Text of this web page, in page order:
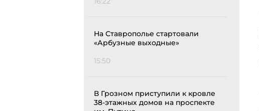
На Ставрополье стартовали
«Арбузные выходные»
15:50
В Грозном приступили к кровле
38-этажных домов на проспекте